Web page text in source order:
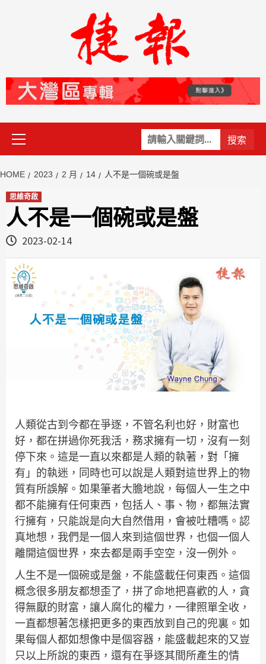
關
鍵
Primary
Menu
HOME 2023 2 月 14 人不是一個碗或是盤
思維奇啟
人不是一個碗或是盤
2023-02-14
人類從古到今都在爭逐，不管名利也好，財富也
好，都在拼過你死我活，務求擁有一切，沒有一刻
停下來。這是一直以來都是人類的執著，對「擁
有」的執迷，同時也可以說是人類對這世界上的物
質有所誤解。如果筆者大膽地說，每個人一生之中
都不能擁有任何東西，包括人、事、物，都無法實
行擁有，只能說是向大自然借用，會被吐糟嗎。認
真地想，我們是一個人來到這個世界，也個一個人
離開這個世界，來去都是兩手空空，沒一例外。
人生不是一個碗或是盤，不能盛載任何東西。這個
概念很多朋友都想歪了，拼了命地把喜歡的人，貪
得無厭的財富，讓人腐化的權力，一律照單全收，
一直都想著怎樣把更多的東西放到自己的兜裏。如
果每個人都如想像中是個容器，能盛載起來的又豈
只以上所說的東西，還有在爭逐其間所產生的情